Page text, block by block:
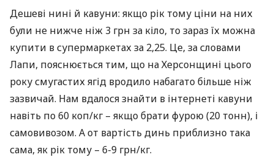
Дешеві нині й кавуни: якщо рік тому ціни на них
були не нижче ніж 3 грн за кіло, то зараз їх можна
купити в супермаркетах за 2,25. Це, за словами
Лапи, пояснюється тим, що на Херсонщині цього
року смугастих ягід вродило набагато більше ніж
зазвичай. Нам вдалося знайти в інтернеті кавуни
навіть по 60 коп/кг – якщо брати фурою (20 тонн), і
самовивозом. А от вартість динь приблизно така
сама, як рік тому – 6-9 грн/кг.